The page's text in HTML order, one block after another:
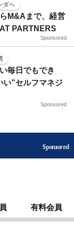
ダへ
M&Aまで、経営
PARTNERS
Sponsored
毎日でもでき
い”セルフマネジ
Sponsored
Sponsored
有料会員